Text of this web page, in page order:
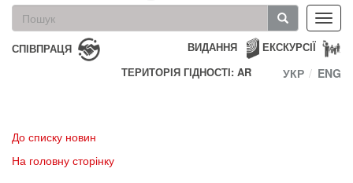
Пошукова
форма
Пошук
СПІВПРАЦЯ ЕКСКУРСІЇ
ВИДАННЯ
ТЕРИТОРІЯ ГІДНОСТІ: AR
УКР ENG
До списку новин
На головну сторінку